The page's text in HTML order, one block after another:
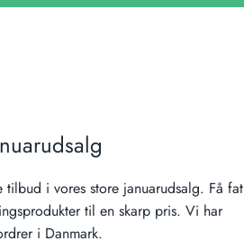
tilbud i vores store januarudsalg. Få fat
til en skarp pris. Vi har
i Danmark.